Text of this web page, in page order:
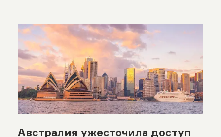
Австралия ужесточила доступ